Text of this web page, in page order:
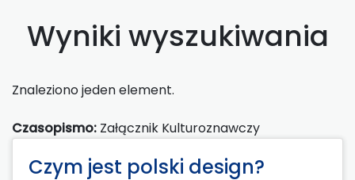
Wyniki wyszukiwania
Znaleziono jeden element.
Czasopismo: Załącznik Kulturoznawczy
Czym jest polski design?